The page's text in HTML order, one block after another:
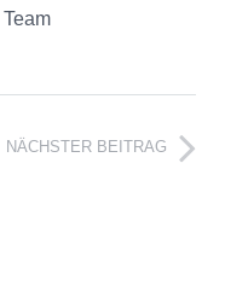
NÄCHSTER BEITRAG